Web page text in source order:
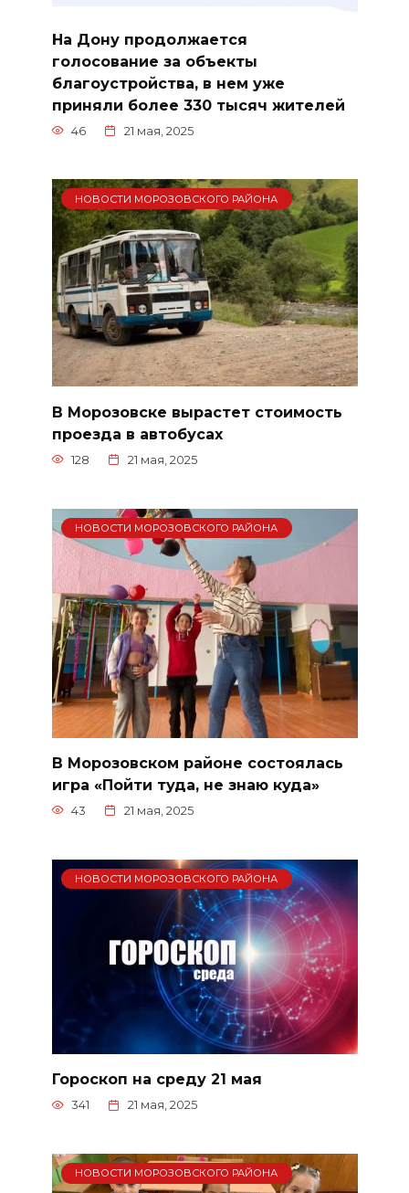
На Дону продолжается
голосование за объекты
благоустройства, в нем уже
приняли более 330 тысяч жителей
46 21 мая, 2025
НОВОСТИ МОРОЗОВСКОГО РАЙОНА
В Морозовске вырастет стоимость
проезда в автобусах
128 21 мая, 2025
НОВОСТИ МОРОЗОВСКОГО РАЙОНА
В Морозовском районе состоялась
игра «Пойти туда, не знаю куда»
43 21 мая, 2025
НОВОСТИ МОРОЗОВСКОГО РАЙОНА
Гороскоп на среду 21 мая
341 21 мая, 2025
НОВОСТИ МОРОЗОВСКОГО РАЙОНА